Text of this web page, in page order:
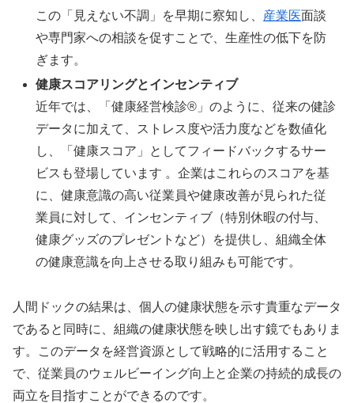
この「見えない不調」を早期に察知し、 産業医面談
や専門家への相談を促すことで、生産性の低下を防
ぎます。
健康スコアリングとインセンティブ
近年では、「健康経営検診®」のように、従来の健診
データに加えて、ストレス度や活力度などを数値化
し、「健康スコア」としてフィードバックするサー
ビスも登場しています 。企業はこれらのスコアを基
に、健康意識の高い従業員や健康改善が見られた従
業員に対して、インセンティブ（特別休暇の付与、
健康グッズのプレゼントなど）を提供し、組織全体
の健康意識を向上させる取り組みも可能です。
人間ドックの結果は、個人の健康状態を示す貴重なデータ
であると同時に、組織の健康状態を映し出す鏡でもありま
す。このデータを経営資源として戦略的に活用すること
で、従業員のウェルビーイング向上と企業の持続的成長の
両立を目指すことができるのです。